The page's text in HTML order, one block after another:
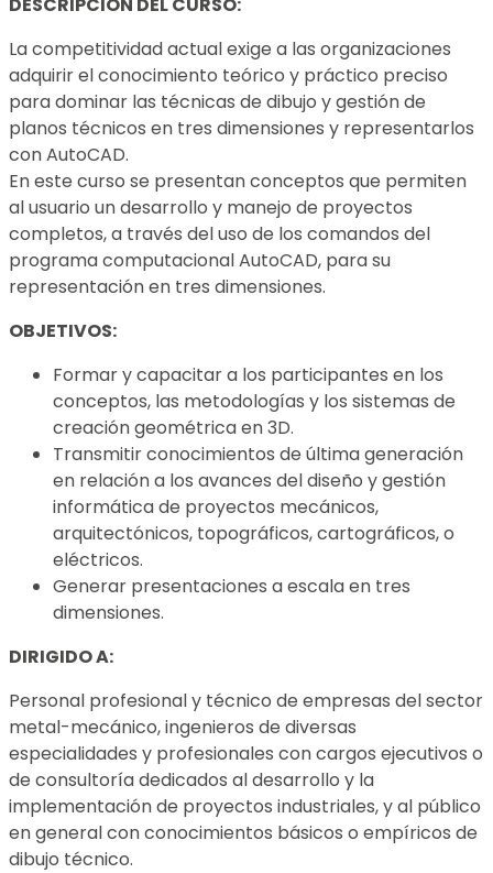
La competitividad actual exige a las organizaciones
adquirir el conocimiento teórico y práctico preciso
para dominar las técnicas de dibujo y gestión de
planos técnicos en tres dimensiones y representarlos
con AutoCAD.
En este curso se presentan conceptos que permiten
al usuario un desarrollo y manejo de proyectos
completos, a través del uso de los comandos del
programa computacional AutoCAD, para su
representación en tres dimensiones.
OBJETIVOS:
Formar y capacitar a los participantes en los
conceptos, las metodologías y los sistemas de
creación geométrica en 3D.
Transmitir conocimientos de última generación
en relación a los avances del diseño y gestión
informática de proyectos mecánicos,
arquitectónicos, topográficos, cartográficos, o
eléctricos.
Generar presentaciones a escala en tres
dimensiones.
DIRIGIDO A:
Personal profesional y técnico de empresas del sector
metal-mecánico, ingenieros de diversas
especialidades y profesionales con cargos ejecutivos o
de consultoría dedicados al desarrollo y la
implementación de proyectos industriales, y al público
en general con conocimientos básicos o empíricos de
dibujo técnico.